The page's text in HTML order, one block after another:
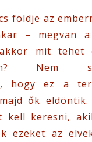
földje az
– megvan
mit tehet
Nem
hogy ez a
ők eldöntik.
kell keresni,
ezeket az